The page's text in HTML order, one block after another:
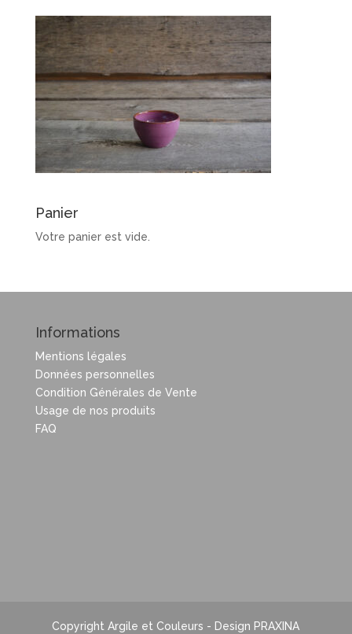
Panier
Votre panier est vide.
Informations
Mentions légales
Données personnelles
Condition Générales de Vente
Usage de nos produits
FAQ
Copyright Argile et Couleurs - Design PRAXINA